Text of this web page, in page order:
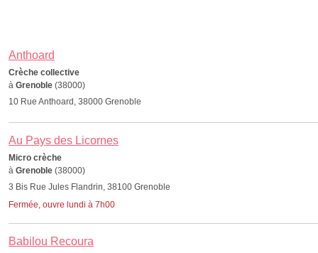
Anthoard
Crèche collective
à Grenoble (38000)
10 Rue Anthoard, 38000 Grenoble
Au Pays des Licornes
Micro crèche
à Grenoble (38000)
3 Bis Rue Jules Flandrin, 38100 Grenoble
Fermée, ouvre lundi à 7h00
Babilou Recoura